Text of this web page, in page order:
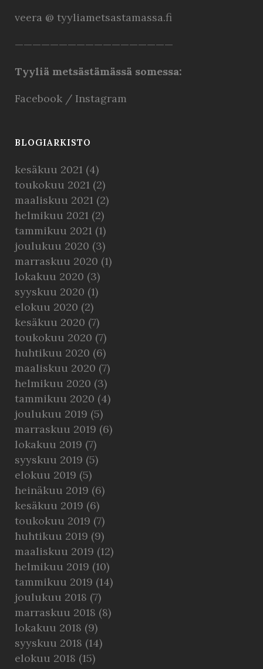
veera @ tyyliametsastamassa.fi
——————————————————
Tyyliä metsästämässä somessa:
Facebook / Instagram
BLOGIARKISTO
kesäkuu 2021 (4)
toukokuu 2021 (2)
maaliskuu 2021 (2)
helmikuu 2021 (2)
tammikuu 2021 (1)
joulukuu 2020 (3)
marraskuu 2020 (1)
lokakuu 2020 (3)
syyskuu 2020 (1)
elokuu 2020 (2)
kesäkuu 2020 (7)
toukokuu 2020 (7)
huhtikuu 2020 (6)
maaliskuu 2020 (7)
helmikuu 2020 (3)
tammikuu 2020 (4)
joulukuu 2019 (5)
marraskuu 2019 (6)
lokakuu 2019 (7)
syyskuu 2019 (5)
elokuu 2019 (5)
heinäkuu 2019 (6)
kesäkuu 2019 (6)
toukokuu 2019 (7)
huhtikuu 2019 (9)
maaliskuu 2019 (12)
helmikuu 2019 (10)
tammikuu 2019 (14)
joulukuu 2018 (7)
marraskuu 2018 (8)
lokakuu 2018 (9)
syyskuu 2018 (14)
elokuu 2018 (15)